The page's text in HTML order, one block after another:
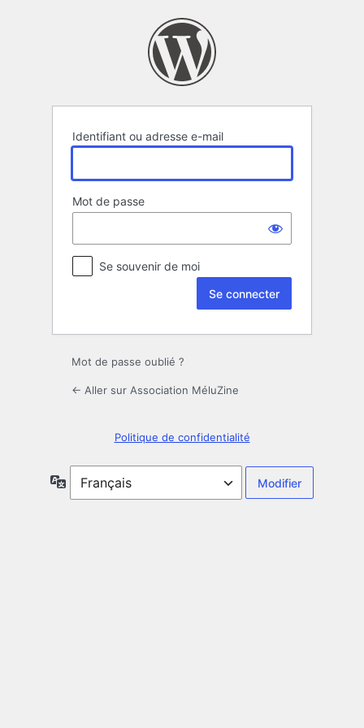
Identifiant ou adresse e-mail
Mot de passe
Se souvenir de moi
Mot de passe oublié ?
← Aller sur Association MéluZine
Politique de confidentialité
Langue